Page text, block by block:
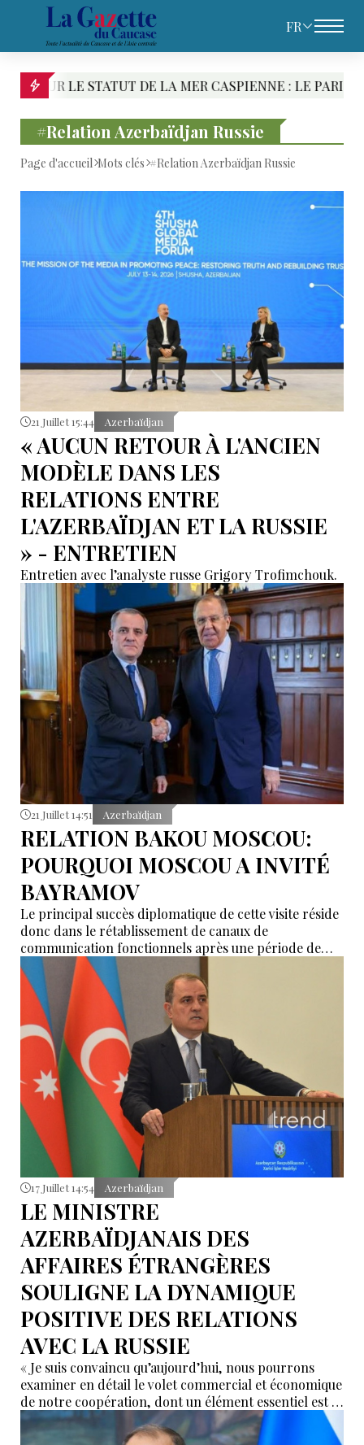
FR
: LE PARI CASPIEN DE TÉHÉRAN
#Relation Azerbaïdjan Russie
Page d'accueil Mots clés #Relation Azerbaïdjan Russie
21 Juillet 15:44 Azerbaïdjan
« AUCUN RETOUR À L'ANCIEN
MODÈLE DANS LES
RELATIONS ENTRE
L'AZERBAÏDJAN ET LA RUSSIE
» - ENTRETIEN
Entretien avec l’analyste russe Grigory Trofimchouk.
21 Juillet 14:51 Azerbaïdjan
RELATION BAKOU MOSCOU:
POURQUOI MOSCOU A INVITÉ
BAYRAMOV
Le principal succès diplomatique de cette visite réside
donc dans le rétablissement de canaux de
communication fonctionnels après une période de
défiance et de tensions.
17 Juillet 14:54 Azerbaïdjan
LE MINISTRE
AZERBAÏDJANAIS DES
AFFAIRES ÉTRANGÈRES
SOULIGNE LA DYNAMIQUE
POSITIVE DES RELATIONS
AVEC LA RUSSIE
« Je suis convaincu qu’aujourd’hui, nous pourrons
examiner en détail le volet commercial et économique
de notre coopération, dont un élément essentiel est le
travail régulier de la commission
intergouvernementale...".